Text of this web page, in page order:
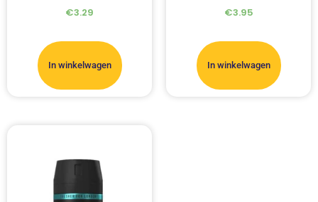
€3.29
In winkelwagen
€3.95
In winkelwagen